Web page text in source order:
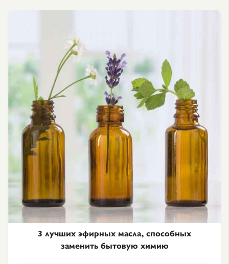
3 лучших эфирных масла, способных
заменить бытовую химию